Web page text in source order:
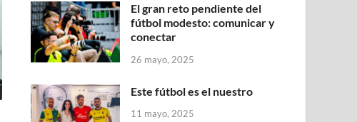
El gran reto pendiente del
fútbol modesto: comunicar y
conectar
26 mayo, 2025
Este fútbol es el nuestro
11 mayo, 2025